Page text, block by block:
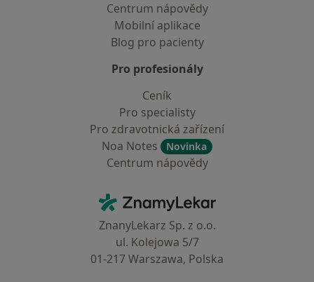
Centrum nápovědy
Mobilní aplikace
Blog pro pacienty
Pro profesionály
Ceník
Pro specialisty
Pro zdravotnická zařízení
Noa Notes
Novinka
Centrum nápovědy
ZnamyLekar - Hlavní stránka
ZnanyLekarz Sp. z o.o.
ul. Kolejowa 5/7
01-217 Warszawa, Polska